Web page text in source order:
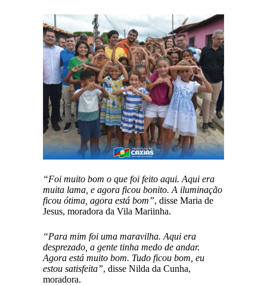
“Foi muito bom o que foi feito aqui. Aqui era
muita lama, e agora ficou bonito. A iluminação
ficou ótima, agora está bom”, disse Maria de
Jesus, moradora da Vila Mariinha.
“Para mim foi uma maravilha. Aqui era
desprezado, a gente tinha medo de andar.
Agora está muito bom. Tudo ficou bom, eu
estou satisfeita”, disse Nilda da Cunha,
moradora.